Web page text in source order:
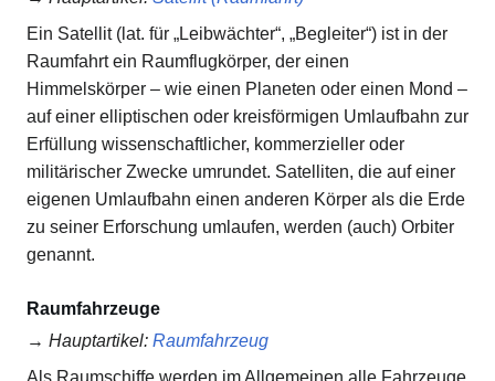
Ein Satellit (lat. für „Leibwächter“, „Begleiter“) ist in der
Raumfahrt ein Raumflugkörper, der einen
Himmelskörper – wie einen Planeten oder einen Mond –
auf einer elliptischen oder kreisförmigen Umlaufbahn zur
Erfüllung wissenschaftlicher, kommerzieller oder
militärischer Zwecke umrundet. Satelliten, die auf einer
eigenen Umlaufbahn einen anderen Körper als die Erde
zu seiner Erforschung umlaufen, werden (auch) Orbiter
genannt.
Raumfahrzeuge
→ Hauptartikel: Raumfahrzeug